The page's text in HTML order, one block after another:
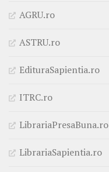
AGRU.ro
ASTRU.ro
EdituraSapientia.ro
ITRC.ro
LibrariaPresaBuna.ro
LibrariaSapientia.ro